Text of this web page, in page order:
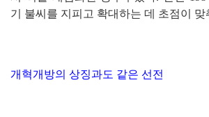
기 불씨를 지피고 확대하는 데 초점이 맞
개혁개방의 상징과도 같은 선전